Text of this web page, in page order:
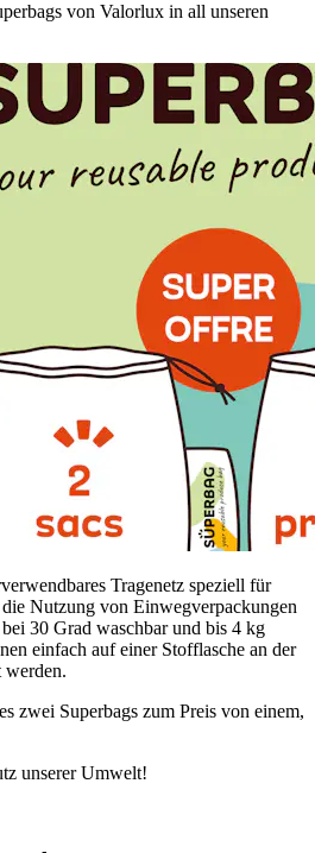
von Valorlux in all unseren
Tragenetz speziell für
Nutzung von Einwegverpackungen
30 Grad waschbar und bis 4 kg
einfach auf einer Stofflasche an der
werden.
zwei Superbags zum Preis von einem,
unserer Umwelt!